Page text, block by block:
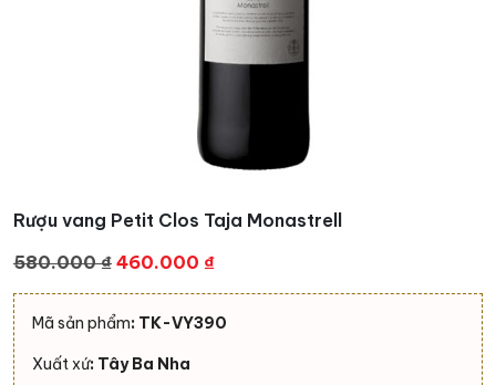
Rượu vang Petit Clos Taja Monastrell
580.000₫ Giá
gốc
là:
460.000 ₫Giá
hiện
tại
Mã sản phẩm: TK-VY390
Xuất xứ: Tây Ba Nha